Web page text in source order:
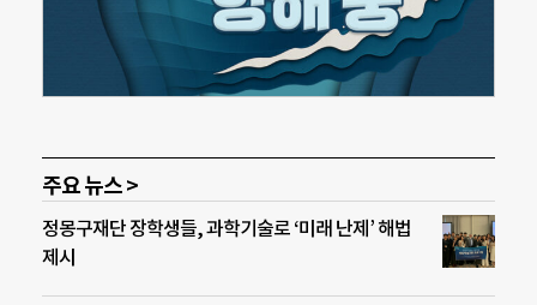
주요 뉴스 >
정몽구재단 장학생들, 과학기술로 ‘미래 난제’ 해법
제시